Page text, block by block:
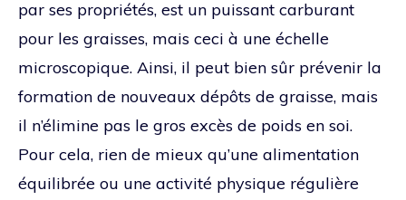
par ses propriétés, est un puissant carburant
pour les graisses, mais ceci à une échelle
microscopique. Ainsi, il peut bien sûr prévenir la
formation de nouveaux dépôts de graisse, mais
il n’élimine pas le gros excès de poids en soi.
Pour cela, rien de mieux qu’une alimentation
équilibrée ou une activité physique régulière